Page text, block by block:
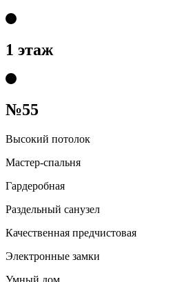
1 этаж
№55
Высокий потолок
Мастер-спальня
Гардеробная
Раздельный санузел
Качественная предчистовая
Электронные замки
Умный дом